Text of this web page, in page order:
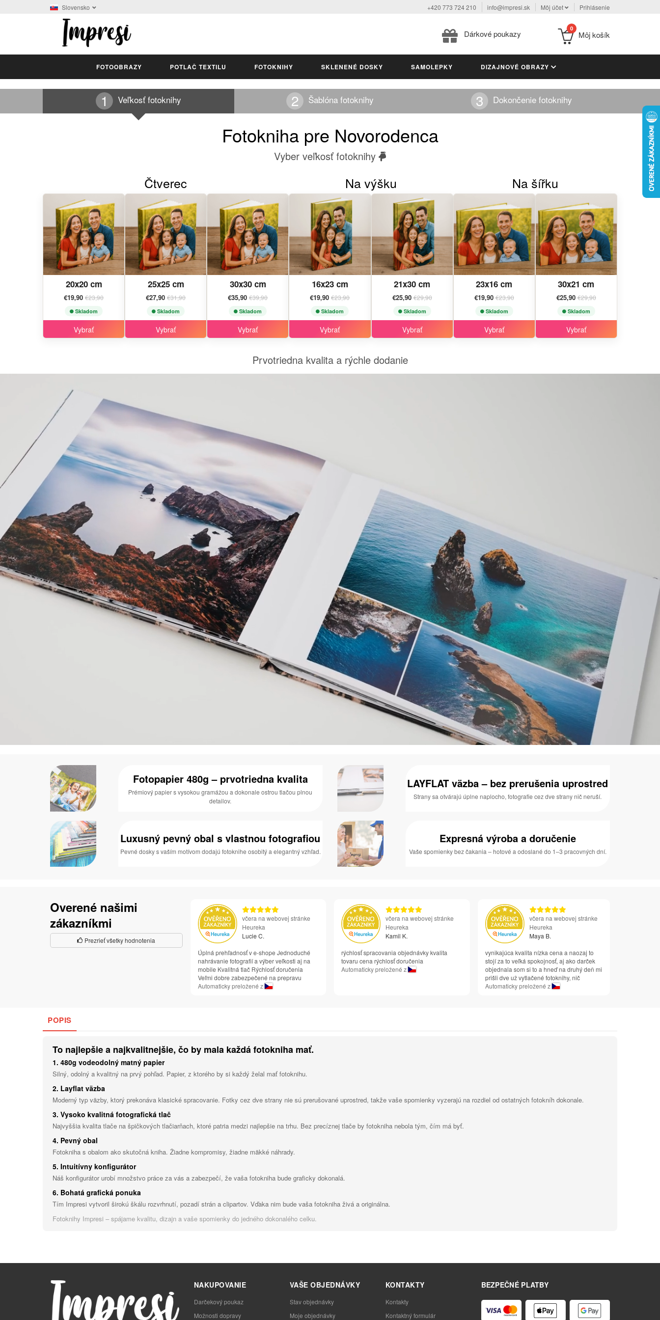
Slovensko +420 773 724 210 info@impresi.sk Môj účet Prihlásenie
Dárkové poukazy
0
Môj košík
FOTOOBRAZY POTLAČ TEXTILU FOTOKNIHY SKLENENÉ DOSKY SAMOLEPKY DIZAJNOVÉ OBRAZY
Veľkosť fotoknihy Šablóna fotoknihy Dokončenie fotoknihy
Fotokniha pre Novorodenca
Vyber veľkosť fotoknihy
Čtverec
20x20 cm
€19,90€23,90
Skladom
Vybrať
25x25 cm
€27,90€31,90
Skladom
Vybrať
30x30 cm
€35,90€39,90
Skladom
Vybrať
Na výšku
16x23 cm
€19,90€23,90
Skladom
Vybrať
21x30 cm
€25,90€29,90
Skladom
Vybrať
Na šířku
23x16 cm
€19,90 €23,90
Skladom
Vybrať
30x21 cm
€25,90 €29,90
Skladom
Vybrať
Prvotriedna kvalita a rýchle dodanie
Fotopapier 480g – prvotriedna kvalita
Prémiový papier s vysokou gramážou a dokonale ostrou tlačou plnou
detailov.
LAYFLAT väzba – bez prerušenia uprostred
Strany sa otvárajú úplne naplocho, fotografie cez dve strany nič neruší.
Luxusný pevný obal s vlastnou fotografiou
Pevné dosky s vaším motívom dodajú fotoknihe osobitý a elegantný vzhľad.
Expresná výroba a doručenie
Vaše spomienky bez čakania – hotové a odoslané do 1–3 pracovných dní.
Overené našimi
zákazníkmi
Prezrieť všetky hodnotenia
včera na webovej stránke
Heureka
Lucie C.
Úplná prehľadnosť v e-shope Jednoduché
nahrávanie fotografií a výber veľkosti aj na
mobile Kvalitná tlač Rýchlosť doručenia
Veľmi dobre zabezpečené na prepravu
Automaticky preložené z
včera na webovej stránke
Heureka
Kamil K.
rýchlosť spracovania objednávky kvalita
tovaru cena rýchlosť doručenia
Automaticky preložené z
včera na webovej stránke
Heureka
Maya B.
vynikajúca kvalita nízka cena a naozaj to
stojí za to veľká spokojnosť, aj ako darček
objednala som si to a hneď na druhý deň mi
prišli dve už vytlačené fotoknihy, nič
Automaticky preložené z
POPIS
To najlepšie a najkvalitnejšie, čo by mala každá fotokniha mať.
1. 480g vodeodolný matný papier
Silný, odolný a kvalitný na prvý pohľad. Papier, z ktorého by si každý želal mať fotoknihu.
2. Layflat väzba
Moderný typ väzby, ktorý prekonáva klasické spracovanie. Fotky cez dve strany nie sú prerušované uprostred, takže vaše spomienky vyzerajú na rozdiel od ostatných fotokníh dokonale.
3. Vysoko kvalitná fotografická tlač
Najvyššia kvalita tlače na špičkových tlačiarňach, ktoré patria medzi najlepšie na trhu. Bez precíznej tlače by fotokniha nebola tým, čím má byť.
4. Pevný obal
Fotokniha s obalom ako skutočná kniha. Žiadne kompromisy, žiadne mäkké náhrady.
5. Intuitívny konfigurátor
Náš konfigurátor urobí množstvo práce za vás a zabezpečí, že vaša fotokniha bude graficky dokonalá.
6. Bohatá grafická ponuka
Tím Impresi vytvoril širokú škálu rozvrhnutí, pozadí strán a clipartov. Vďaka nim bude vaša fotokniha živá a originálna.
Fotoknihy Impresi – spájame kvalitu, dizajn a vaše spomienky do jedného dokonalého celku.
BEZPEČNÉ PLATBY
NAKUPOVANIE
Darčekový poukaz
Možnosti dopravy
VAŠE OBJEDNÁVKY
Stav objednávky
Moje objednávky
KONTAKTY
Kontakty
Kontaktný formulár